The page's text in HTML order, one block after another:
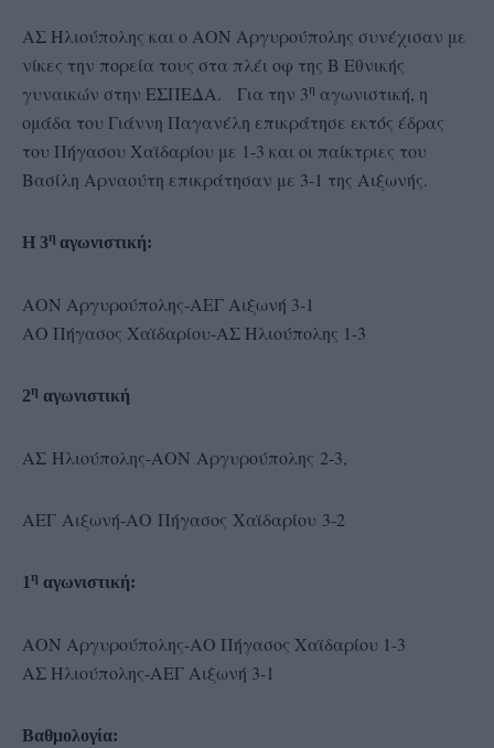
ΑΣ Ηλιούπολης και ο ΑΟΝ Αργυρούπολης συνέχισαν με
νίκες την πορεία τους στα πλέι οφ της Β Εθνικής
γυναικών στην ΕΣΠΕΔΑ. Για την 3η αγωνιστική, η
ομάδα του Γιάννη Παγανέλη επικράτησε εκτός έδρας
του Πήγασου Χαϊδαρίου με 1-3 και οι παίκτριες του
Βασίλη Αρναούτη επικράτησαν με 3-1 της Αιξωνής.
Η 3η αγωνιστική:
ΑΟΝ Αργυρούπολης-ΑΕΓ Αιξωνή 3-1
ΑΟ Πήγασος Χαϊδαρίου-ΑΣ Ηλιούπολης 1-3
2η αγωνιστική
ΑΣ Ηλιούπολης-ΑΟΝ Αργυρούπολης 2-3,
ΑΕΓ Αιξωνή-ΑΟ Πήγασος Χαϊδαρίου 3-2
1 η αγωνιστική:
ΑΟΝ Αργυρούπολης-ΑΟ Πήγασος Χαϊδαρίου 1-3
ΑΣ Ηλιούπολης-ΑΕΓ Αιξωνή 3-1
Βαθμολογία: